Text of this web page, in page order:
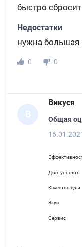
быстро
Недостатки
нужна большая
0
0
В
Викуся
Общая
Доступность
Качество еды
Вкус
Сервис